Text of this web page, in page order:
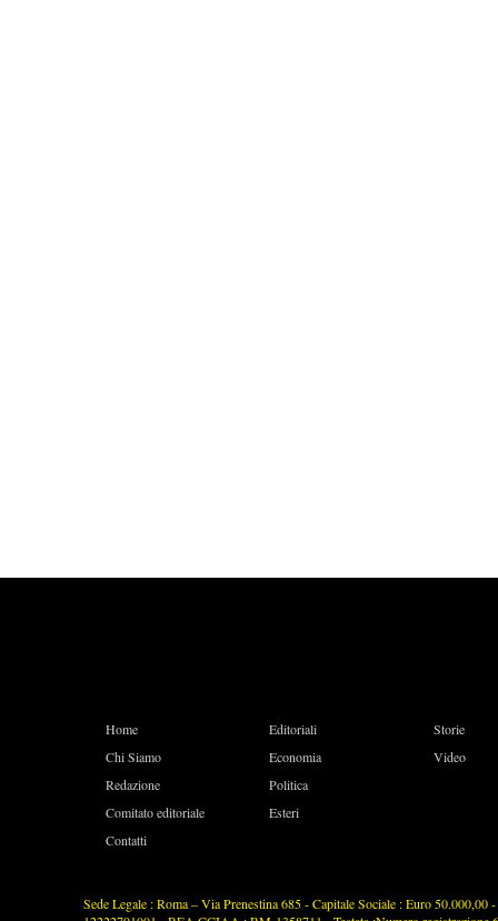
Home
Chi Siamo
Redazione
Comitato editoriale
Contatti
Editoriali
Economia
Politica
Esteri
Storie
Video
Sede Legale : Roma – Via Prenestina 685 - Capitale Sociale : Euro